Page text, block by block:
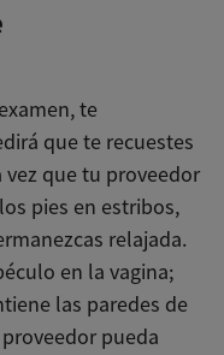
te
que te recuestes
vez que tu proveedor
pies en estribos,
relajada.
en la vagina;
las paredes de
pueda